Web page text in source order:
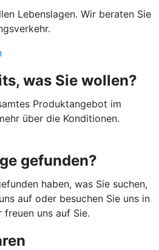
Lebenslagen. Wir beraten Sie
was Sie wollen?
Produktangebot im
über die Konditionen.
gefunden?
haben, was Sie suchen,
auf oder besuchen Sie uns in
freuen uns auf Sie.